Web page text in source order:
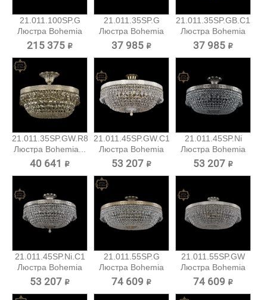
21.011.100SP.G
Люстра Bohemia
Art...
215 375 ₽
21.011.35SP.G
Люстра Bohemia
Art Classic
37 985 ₽
21.011.35SP.GB.C1
Люстра Bohemia
Art...
37 985 ₽
21.011.35SP.GW.R801
Люстра Bohemia...
40 641 ₽
21.011.45SP.GW.C1
Люстра Bohemia
Art...
53 207 ₽
21.011.45SP.Ni
Люстра Bohemia
Art...
53 207 ₽
21.011.45SP.Ni.C1
Люстра Bohemia
Art...
53 207 ₽
21.011.55SP.G
Люстра Bohemia
Art Classic
74 609 ₽
21.011.55SP.GW
Люстра Bohemia
Art...
74 609 ₽